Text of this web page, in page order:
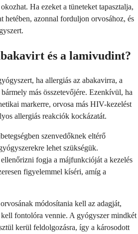
Ha ezeket a tüneteket tapasztalja,
hetében, azonnal forduljon orvosához, és
és a lamivudint?
ha allergiás az abakavirra, a
más összetevőjére. Ezenkívül, ha
markerre, orvosa más HIV-kezelést
allergiás reakciók kockázatát.
szenvedőknek eltérő
lehet szükségük.
fogja a májfunkcióját a kezelés
figyelemmel kíséri, amíg a
módosítania kell az adagját,
fontolóra vennie. A gyógyszer mindkét
kerül feldolgozásra, így a károsodott